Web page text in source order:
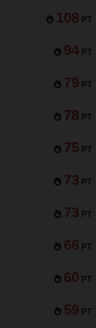
108 PT
94 PT
79 PT
78 PT
75 PT
73 PT
73 PT
66 PT
60 PT
59 PT